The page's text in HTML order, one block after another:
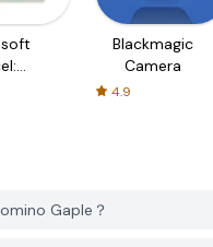
Blackmagic
Camera
4.9
Gaple？